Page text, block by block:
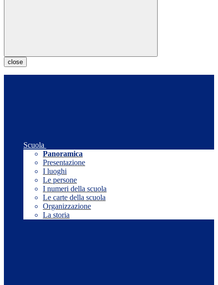
close
Scuola
Panoramica
Presentazione
I luoghi
Le persone
I numeri della scuola
Le carte della scuola
Organizzazione
La storia